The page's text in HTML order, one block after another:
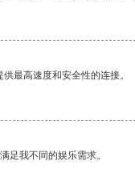
最高速度和安全性的连接。
足我不同的娱乐需求。